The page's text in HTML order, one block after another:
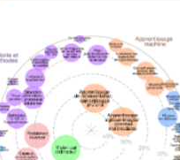
du GdR - cartographie par
- 19/09/2025